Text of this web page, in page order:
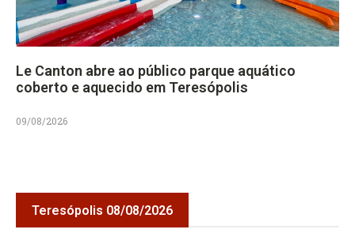
Le Canton abre ao público parque aquático
coberto e aquecido em Teresópolis
09/08/2026
Teresópolis 08/08/2026